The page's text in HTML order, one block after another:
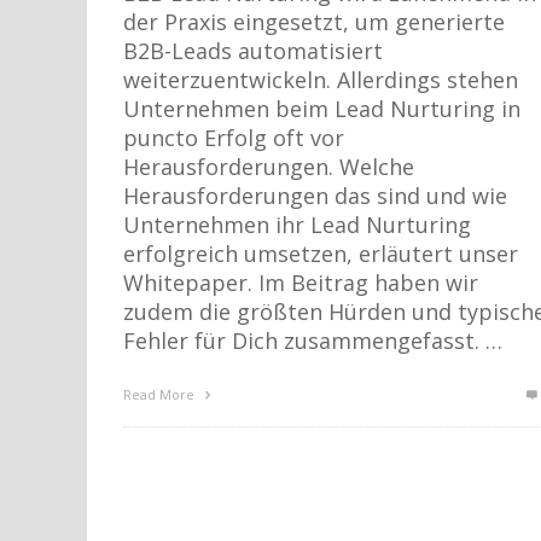
der Praxis eingesetzt, um generierte
B2B-Leads automatisiert
weiterzuentwickeln. Allerdings stehen
Unternehmen beim Lead Nurturing in
puncto Erfolg oft vor
Herausforderungen. Welche
Herausforderungen das sind und wie
Unternehmen ihr Lead Nurturing
erfolgreich umsetzen, erläutert unser
Whitepaper. Im Beitrag haben wir
zudem die größten Hürden und
Fehler für Dich zusammengefasst. …
Read More